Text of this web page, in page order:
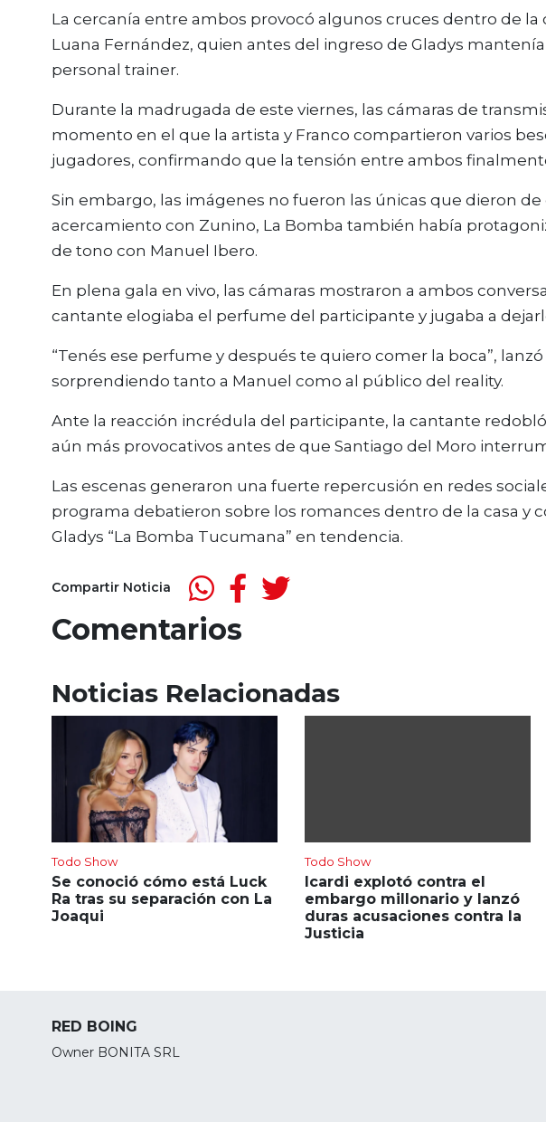
La cercanía entre ambos provocó algunos cruces dentro de la
Luana Fernández, quien antes del ingreso de Gladys
personal trainer.
Durante la madrugada de este viernes, las cámaras de
momento en el que la artista y Franco compartieron varios
jugadores, confirmando que la tensión entre ambos
Sin embargo, las imágenes no fueron las únicas que dieron de
acercamiento con Zunino, La Bomba también había
de tono con Manuel Ibero.
En plena gala en vivo, las cámaras mostraron a ambos
cantante elogiaba el perfume del participante y jugaba a
“Tenés ese perfume y después te quiero comer la boca”,
sorprendiendo tanto a Manuel como al público del reality.
Ante la reacción incrédula del participante, la cantante
aún más provocativos antes de que Santiago del Moro
Las escenas generaron una fuerte repercusión en redes
programa debatieron sobre los romances dentro de la casa y
Gladys “La Bomba Tucumana” en tendencia.
Compartir Noticia
Comentarios
Noticias Relacionadas
Todo Show
Se conoció cómo está Luck
Ra tras su separación con La
Joaqui
Todo Show
Icardi explotó contra el
embargo millonario y lanzó
duras acusaciones contra la
Justicia
RED BOING
Owner BONITA SRL